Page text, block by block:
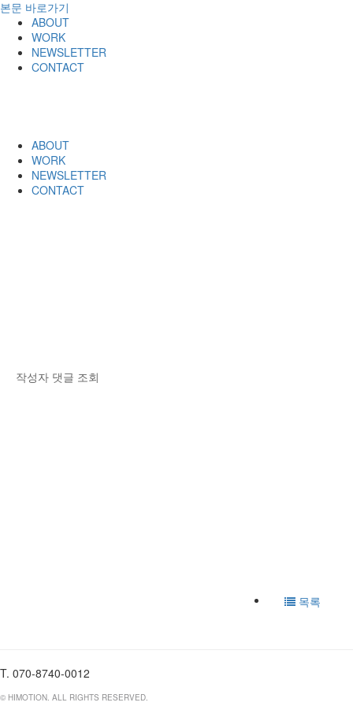
본문 바로가기
ABOUT
WORK
NEWSLETTER
CONTACT
ABOUT
WORK
NEWSLETTER
CONTACT
작성자 댓글 조회
목록
T. 070-8740-0012
© HIMOTION. ALL RIGHTS RESERVED.